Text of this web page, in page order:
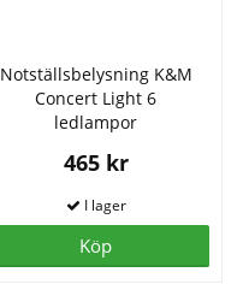
Notställsbelysning K&M
Concert Light 6
ledlampor
465 kr
Köp